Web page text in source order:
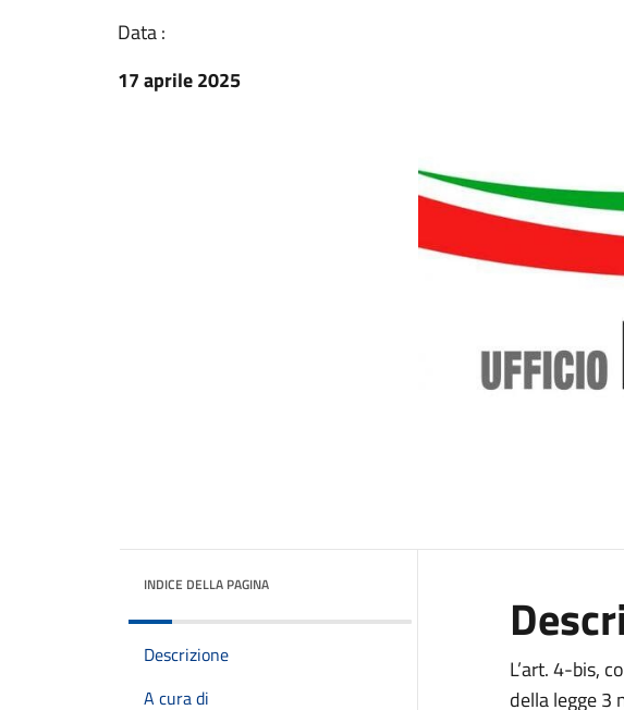
Data :
17 aprile 2025
INDICE DELLA PAGINA
Descrizione
A cura di
L’art. 4-bis,
della legge 3